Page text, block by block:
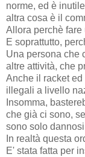
norme, ed è
altra cosa è il
Allora perchè
E soprattutto,
Una persona che
altre attività, che
Anche il racket ed
illegali a livello
Insomma,
che già ci sono,
sono solo
In realtà questa
E' stata fatta per